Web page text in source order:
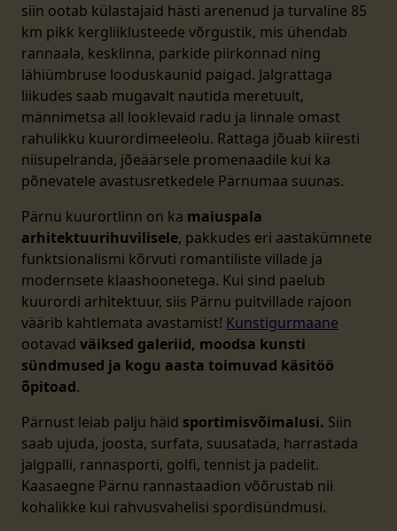
siin ootab külastajaid hästi arenenud ja turvaline 85
km pikk kergliiklusteede võrgustik, mis ühendab
rannaala, kesklinna, parkide piirkonnad ning
lähiümbruse looduskaunid paigad. Jalgrattaga
liikudes saab mugavalt nautida meretuult,
männimetsa all looklevaid radu ja linnale omast
rahulikku kuurordimeeleolu. Rattaga jõuab kiiresti
niisupelranda, jõeäärsele promenaadile kui ka
põnevatele avastusretkedele Pärnumaa suunas.
Pärnu kuurortlinn on ka maiuspala
arhitektuurihuvilisele, pakkudes eri aastakümnete
funktsionalismi kõrvuti romantiliste villade ja
modernsete klaashoonetega. Kui sind paelub
kuurordi arhitektuur, siis Pärnu puitvillade rajoon
väärib kahtlemata avastamist! Kunstigurmaane
ootavad väiksed galeriid, moodsa kunsti
sündmused ja kogu aasta toimuvad käsitöö
õpitoad.
Pärnust leiab palju häid sportimisvõimalusi. Siin
saab ujuda, joosta, surfata, suusatada, harrastada
jalgpalli, rannasporti, golfi, tennist ja padelit.
Kaasaegne Pärnu rannastaadion võõrustab nii
kohalikke kui rahvusvahelisi spordisündmusi.